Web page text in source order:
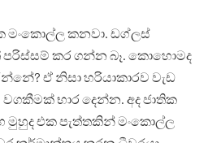
මංකොල්ල කනවා. ඩග්ලස්
පරිස්සම් කර ගන්න බෑ. කොහොමද
ඒ නිසා හරියාකාරව වැඩ
භාර දෙන්න. අද ජාතික
එක පැත්තකින් මංකොල්ල